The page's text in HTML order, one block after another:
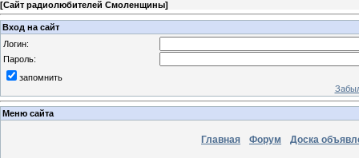
[Сайт радиолюбителей Смоленщины]
Вход на сайт
Логин:
Пароль:
запомнить
Меню сайта
Главная Форум Доска